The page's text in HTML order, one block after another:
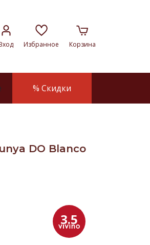
Избранное Корзина
% Скидки
DO Blanco
3.5